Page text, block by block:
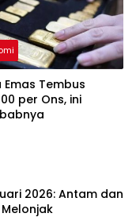
Emas Tembus
per Ons, ini
2026: Antam dan